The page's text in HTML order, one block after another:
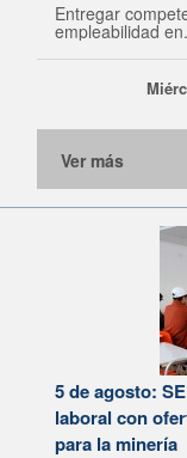
Entregar
empleabilidad
Ver más
5 de agosto:
laboral con
para la minería